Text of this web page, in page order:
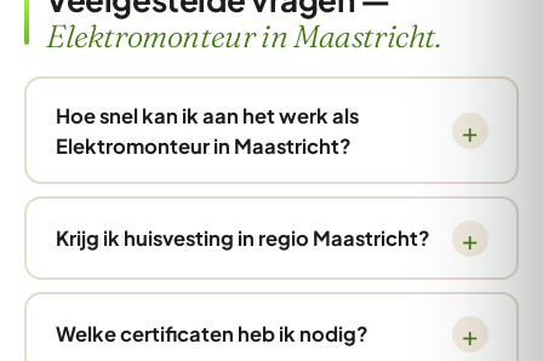
Elektromonteur in Maastricht.
Hoe snel kan ik aan het werk als
Elektromonteur in Maastricht?
Krijg ik huisvesting in regio Maastricht?
Welke certificaten heb ik nodig?